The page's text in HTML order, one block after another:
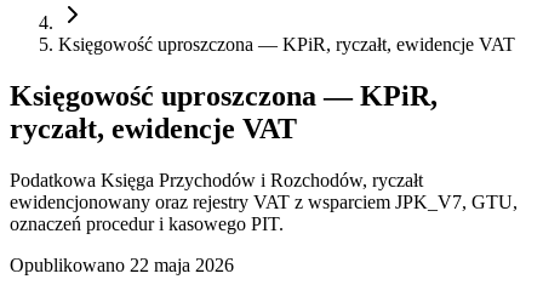
Księgowość uproszczona — KPiR, ryczałt, ewidencje VAT
Księgowość uproszczona — KPiR,
ryczałt, ewidencje VAT
Podatkowa Księga Przychodów i Rozchodów, ryczałt
ewidencjonowany oraz rejestry VAT z wsparciem JPK_V7, GTU,
oznaczeń procedur i kasowego PIT.
Opublikowano 22 maja 2026